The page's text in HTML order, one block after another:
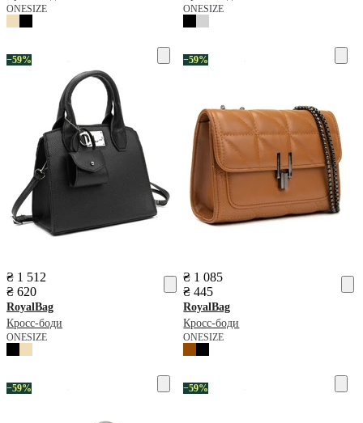
ONESIZE ONESIZE
−59%
₴ 1 512
₴ 620
RoyalBag
Кросс-боди
ONESIZE
−59%
₴ 1 085
₴ 445
RoyalBag
Кросс-боди
ONESIZE
−59% −59%